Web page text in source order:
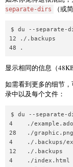
separate-dirs
（或
$ du --separate-
12 ./.backups
显示相同的信息（
如需看到更多的细节
录中以及每个文件：
$ du --
4    ./
28   ./graphic.png
4    ./.backups/
12   ./.backups
4    ./index.html